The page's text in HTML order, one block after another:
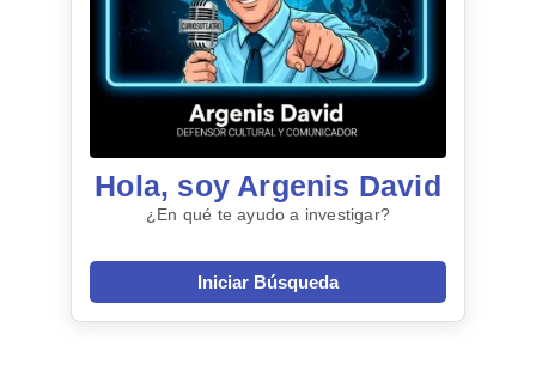
Hola, soy Argenis David
¿En qué te ayudo a investigar?
Iniciar Búsqueda